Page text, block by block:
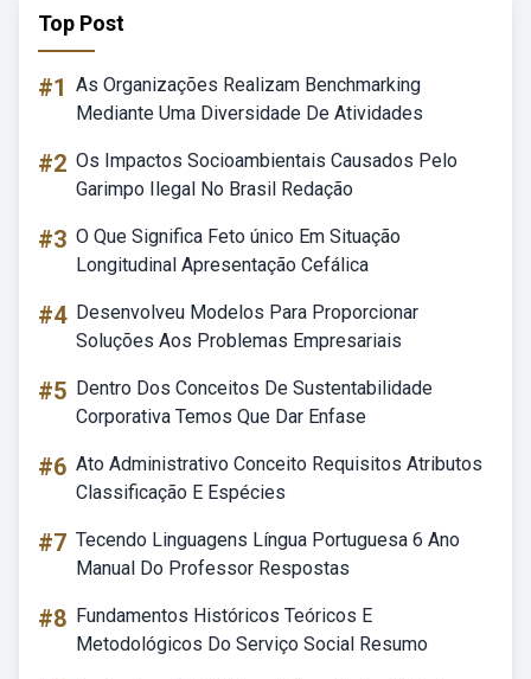
Top Post
#1 As Organizações Realizam Benchmarking
Mediante Uma Diversidade De Atividades
#2 Os Impactos Socioambientais Causados Pelo
Garimpo Ilegal No Brasil Redação
#3 O Que Significa Feto único Em Situação
Longitudinal Apresentação Cefálica
#4 Desenvolveu Modelos Para Proporcionar
Soluções Aos Problemas Empresariais
#5 Dentro Dos Conceitos De Sustentabilidade
Corporativa Temos Que Dar Enfase
#6 Ato Administrativo Conceito Requisitos Atributos
Classificação E Espécies
#7 Tecendo Linguagens Língua Portuguesa 6 Ano
Manual Do Professor Respostas
#8 Fundamentos Históricos Teóricos E
Metodológicos Do Serviço Social Resumo